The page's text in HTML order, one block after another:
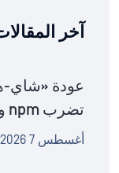
آخر
تضرب npm وتصيب مئات الحزم
أغسطس 7 2026